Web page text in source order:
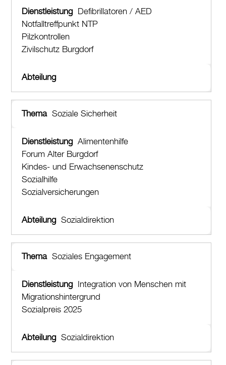
Defibrillatoren / AED
Notfalltreffpunkt NTP
Pilzkontrollen
Zivilschutz Burgdorf
Soziale Sicherheit
Alimentenhilfe
Forum Alter Burgdorf
Kindes- und Erwachsenenschutz
Sozialhilfe
Sozialversicherungen
Sozialdirektion
Soziales Engagement
Integration von Menschen mit
Migrationshintergrund
Sozialpreis 2025
Sozialdirektion